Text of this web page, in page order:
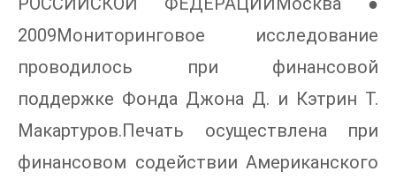
2009Мониторинговое исследование
проводилось при финансовой
поддержке Фонда Джона Д. и Кэтрин Т.
Макартуров.Печать осуществлена при
финансовом содействии Американского